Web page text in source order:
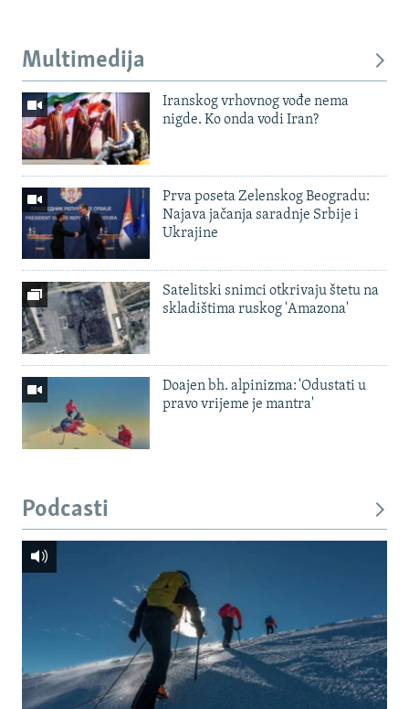
Multimedija
Iranskog vrhovnog vođe nema
nigde. Ko onda vodi Iran?
Prva poseta Zelenskog Beogradu:
Najava jačanja saradnje Srbije i
Ukrajine
Satelitski snimci otkrivaju štetu na
skladištima ruskog 'Amazona'
Doajen bh. alpinizma: 'Odustati u
pravo vrijeme je mantra'
Podcasti